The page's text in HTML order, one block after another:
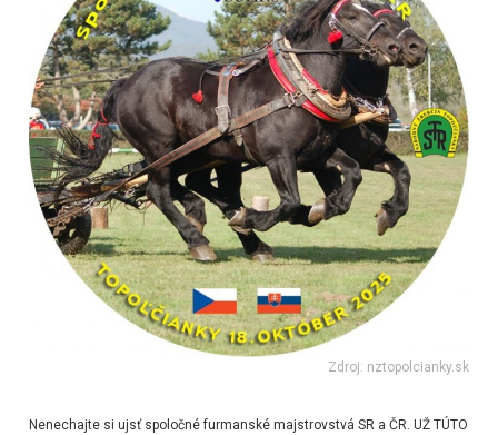
Zdroj: nztopolcianky.sk
Nenechajte si ujsť spoločné furmanské majstrovstvá SR a ČR. UŽ TÚTO